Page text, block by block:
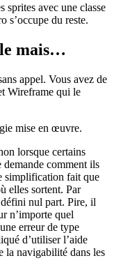
sprites avec une classe
s’occupe du reste.
mais…
appel. Vous avez de
Wireframe qui le
mise en œuvre.
lorsque certains
demande comment ils
simplification fait que
elles sortent. Par
défini nul part. Pire, il
n’importe quel
erreur de type
d’utiliser l’aide
la navigabilité dans les